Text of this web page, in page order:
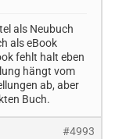
als Neubuch
als eBook
fehlt halt eben
hängt vom
ab, aber
Buch.
#4993